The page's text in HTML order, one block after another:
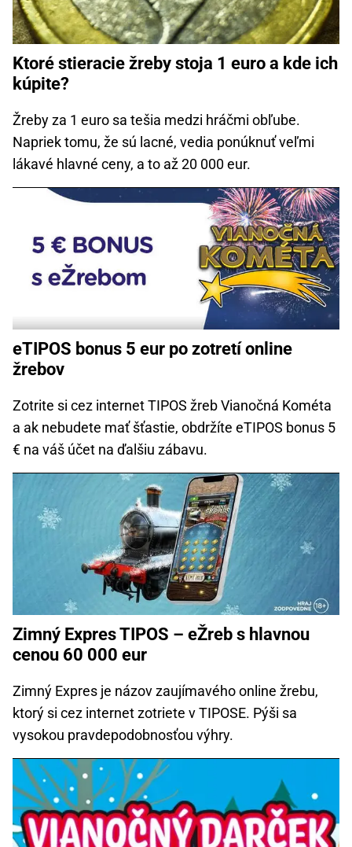
Ktoré stieracie žreby stoja 1 euro a kde ich
kúpite?
Žreby za 1 euro sa tešia medzi hráčmi obľube.
Napriek tomu, že sú lacné, vedia ponúknuť veľmi
lákavé hlavné ceny, a to až 20 000 eur.
eTIPOS bonus 5 eur po zotretí online
žrebov
Zotrite si cez internet TIPOS žreb Vianočná Kométa
a ak nebudete mať šťastie, obdržíte eTIPOS bonus 5
€ na váš účet na ďalšiu zábavu.
Zimný Expres TIPOS – eŽreb s hlavnou
cenou 60 000 eur
Zimný Expres je názov zaujímavého online žrebu,
ktorý si cez internet zotriete v TIPOSE. Pýši sa
vysokou pravdepodobnosťou výhry.